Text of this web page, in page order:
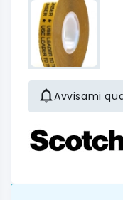
Avvisami